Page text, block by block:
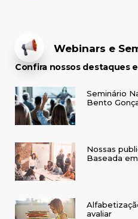
Webinars e
Confira nossos destaques
Seminário
Bento
Nossas
Baseada
avaliar